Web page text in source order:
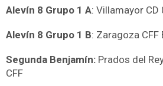
Alevín 8 Grupo 1 A: Villamayor CD
Alevín 8 Grupo 1 B: Zaragoza CFF
Segunda Benjamín: Prados del
CFF